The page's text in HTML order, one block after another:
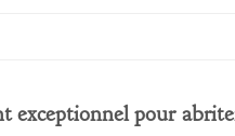
pour